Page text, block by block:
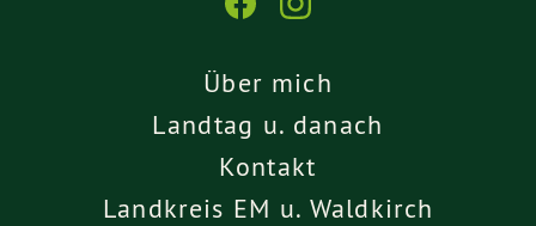
Über mich
Landtag u. danach
Kontakt
Landkreis EM u. Waldkirch